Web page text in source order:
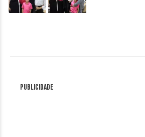
Publicidade